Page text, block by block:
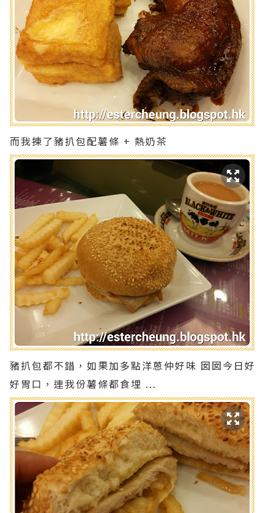
而我揀了豬扒包配薯條 + 熱奶茶
豬扒包都不錯，如果加多點洋蒽仲好味 囡囡今日好
好胃口，連我份薯條都食埋 ...